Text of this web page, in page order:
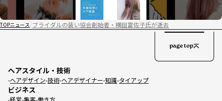
TOPニュース ブライダルの装い協会創始者・横田富佐子氏が逝去
ヘアスタイル・技術
ヘアデザイン 技術 ヘアデザイナー 知識 タイアップ
ビジネス
page top